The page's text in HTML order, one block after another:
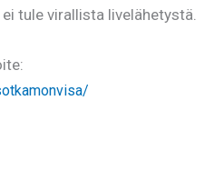
tule virallista livelähetystä.